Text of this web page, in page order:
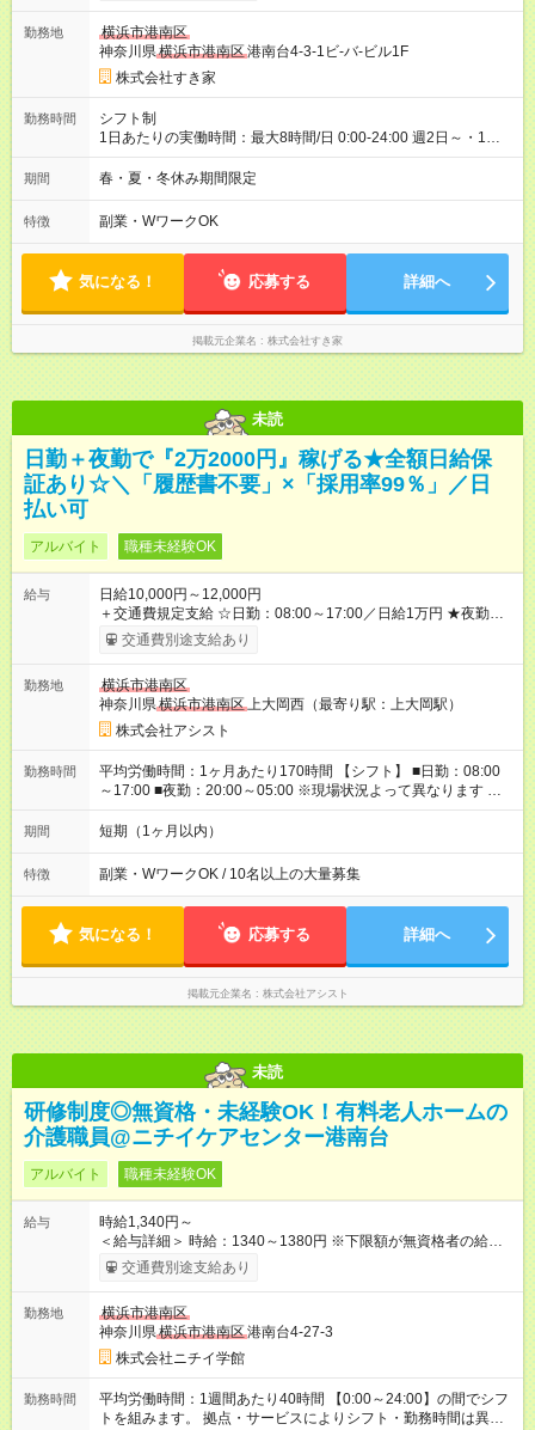
30日（※条件変更なし）ですが、切り上げで一ヶ月とさせてい
ただきます。 研修制度あり：15時間(研修中も同時給）
勤務地
横浜市港南区
神奈川県横浜市港南区港南台4-3-1ビ-バ-ビル1F
株式会社すき家
勤務時間
シフト制
1日あたりの実働時間：最大8時間/日 0:00-24:00 週2日～・1日
2h～OK ＜シフト例＞ 〇朝帯 5:00-9:00 〇昼帯 9:00-14:00 〇午
後帯 14:00-18:00 〇夜帯 18:00-22:00 〇深夜帯 22:00-翌5:00 基
ます♪
期間 春・夏・冬休み期間限定
特徴 副業・WワークOK
気になる！ 応募する 詳細へ
掲載元企業名 株式会社すき家
未読
日勤＋夜勤で『2万2000円』稼げる★全額日給保
証あり☆＼「履歴書不要」×「採用率99％」／日
払い可
アルバイト 職種未経験OK
給与
日給10,000円～12,000円
＋交通費規定支給 ☆日勤：08:00～17:00／日給1万円 ★夜勤：
20:00～05:00／日給1万2000円 -:+:-:+:-:+:-:+:-:+:- 日勤＋夜勤で 1
日『2万2000円』も稼げる！ -:+:-:+:-:+:-:+:-:+:- ■選べる支払い方
べる！ 日払いは、当日に『現金全額』手渡しです♪ ■残業手当
別途支給 ■日給全額保障あり ┗予定時間より早く終わっても日給
は満額支給！ ■資格手当あり ┗施設警備2級など 【試用期間】
試用期間なし
交通費別途支給あり
勤務地
横浜市港南区
神奈川県横浜市港南区上大岡西（最寄り駅：上大岡駅）
株式会社アシスト
勤務時間
平均労働時間：1ヶ月あたり170時間 【シフト】 ■日勤：08:00
～17:00 ■夜勤：20:00～05:00 ※現場状況よって異なります ※早
く終われば1現場4～8時間勤務もあり ☆週3～勤務OK！ ☆現場
が早く終わっても日給全額保証！ ☆ご希望の方は「日勤＋夜
日勤：08:00～17:00 ■夜勤：20:00～05:00 ※現場状況よって異
なります ※早く終われば1現場4～8時間勤務もあり ☆週3～勤務
OK！ ☆現場が早く終わっても日給全額保証！ ☆ご希望の方は
「日勤＋夜勤」も可能！
期間 短期（1ヶ月以内）
特徴 副業・WワークOK / 10名以上の大量募集
気になる！ 応募する 詳細へ
掲載元企業名 株式会社アシスト
未読
研修制度◎無資格・未経験OK！有料老人ホームの
介護職員@ニチイケアセンター港南台
アルバイト 職種未経験OK
給与
時給1,340円～
＜給与詳細＞ 時給：1340～1380円 ※下限額が無資格者の給与
です。 【試用期間】試用期間あり 試用期間の長さ：3ヶ月 雇用
形態、給与は本採用時と同じです。
交通費別途支給あり
勤務地
横浜市港南区
神奈川県横浜市港南区港南台4-27-3
株式会社ニチイ学館
勤務時間
平均労働時間：1週間あたり40時間 【0:00～24:00】の間でシフ
トを組みます。 拠点・サービスによりシフト・勤務時間は異な